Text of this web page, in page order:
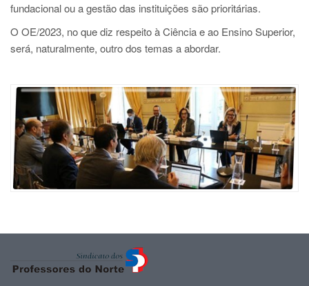
fundacional ou a gestão das instituições são prioritárias.
O OE/2023, no que diz respeito à Ciência e ao Ensino Superior,
será, naturalmente, outro dos temas a abordar.